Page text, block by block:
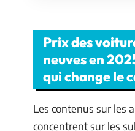
Prix des
neuves en
qui change le
Les contenus sur les
concentrent sur les